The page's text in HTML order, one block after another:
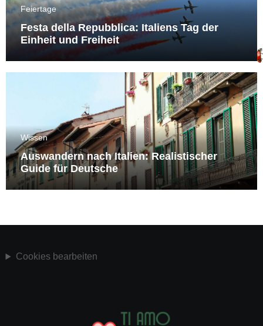
Feiertage
Festa della Repubblica: Italiens Tag der
Einheit und Freiheit
Wissen
Auswandern nach Italien: Realistischer
Guide für Deutsche
Cookies bearbeiten